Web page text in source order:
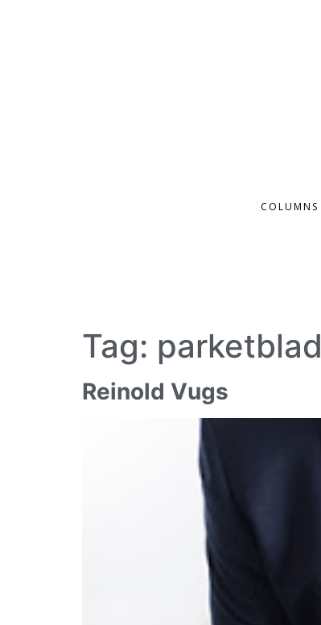
COLUMNS
Tag: parketblad
Reinold Vugs